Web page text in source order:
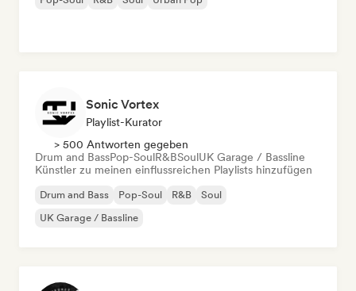
Sonic Vortex
Playlist-Kurator
> 500 Antworten gegeben
Drum and BassPop-SoulR&BSoulUK Garage / Bassline
Künstler zu meinen einflussreichen Playlists hinzufügen
Drum and Bass Pop-Soul R&B
Soul
UK Garage / Bassline